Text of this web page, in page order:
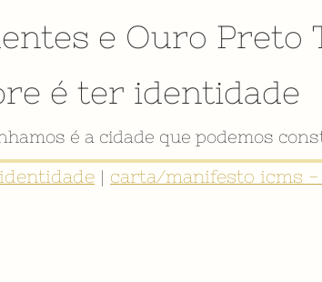
e Ouro Preto
é ter identidade
VÍDEO INSTITUCIONAL
| carta/manifesto icms